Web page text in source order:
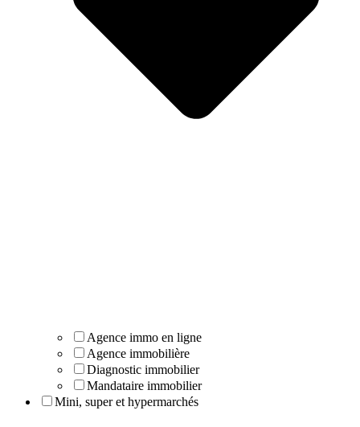
Agence immo en ligne
Agence immobilière
Diagnostic immobilier
Mandataire immobilier
Mini, super et hypermarchés